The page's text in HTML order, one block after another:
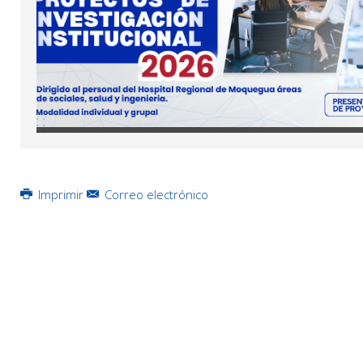
Imprimir Correo electrónico